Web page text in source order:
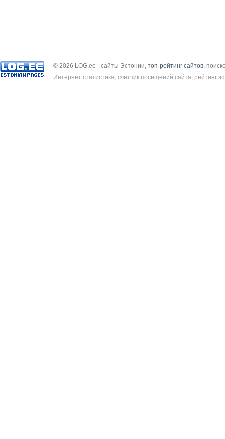
© 2026 LOG.ee - сайты Эстонии, топ-рейтинг сайтов ,
Интернет статистика, счетчик посещений сайта, рейтинг